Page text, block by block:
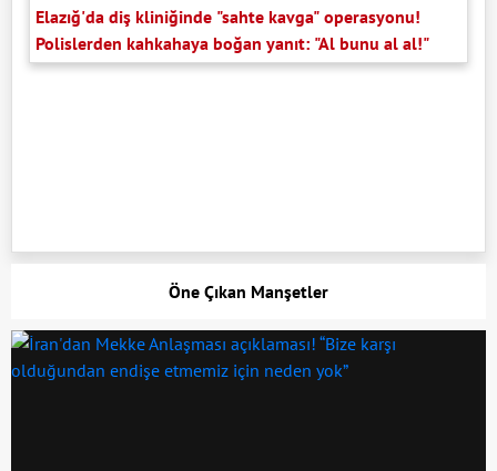
Elazığ'da diş kliniğinde "sahte kavga" operasyonu!
Polislerden kahkahaya boğan yanıt: "Al bunu al al!"
Öne Çıkan Manşetler